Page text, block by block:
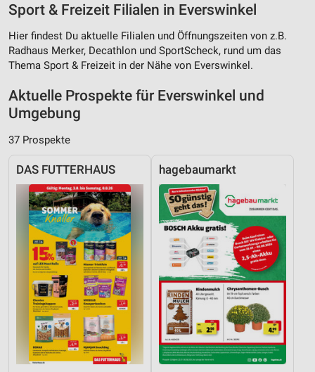
Sport & Freizeit Filialen in Everswinkel
Hier findest Du aktuelle Filialen und Öffnungszeiten von z.B.
Radhaus Merker, Decathlon und SportScheck, rund um das
Thema Sport & Freizeit in der Nähe von Everswinkel.
Aktuelle Prospekte für Everswinkel und
Umgebung
37 Prospekte
DAS FUTTERHAUS hagebaumarkt